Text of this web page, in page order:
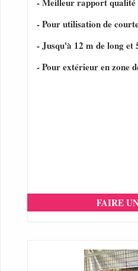
- Meilleur rapport
- Pour utilisation de
- Jusqu'à 12 m de long et
- Pour extérieur en zone
FAIRE